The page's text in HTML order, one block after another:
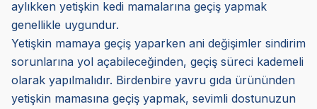
aylıkken yetişkin kedi mamalarına geçiş yapmak
genellikle uygundur.
Yetişkin mamaya geçiş yaparken ani değişimler sindirim
sorunlarına yol açabileceğinden, geçiş süreci kademeli
olarak yapılmalıdır. Birdenbire yavru gıda ürününden
yetişkin mamasına geçiş yapmak, sevimli dostunuzun